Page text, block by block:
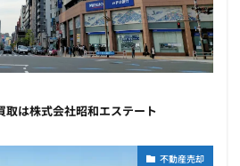
は株式会社昭和エステート
不動産売却